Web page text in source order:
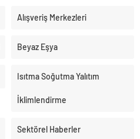
Alışveriş Merkezleri
Beyaz Eşya
Isıtma Soğutma Yalıtım
İklimlendirme
Sektörel Haberler